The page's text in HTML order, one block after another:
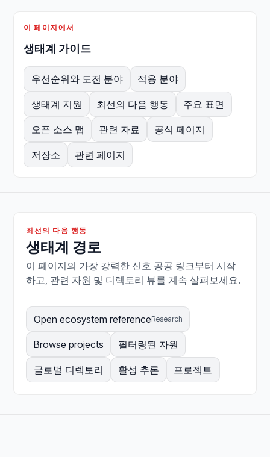
이 페이지에서
생태계 가이드
우선순위와 도전 분야 적용 분야
생태계 지원 최선의 다음 행동 주요 표면
오픈 소스 맵 관련 자료 공식 페이지
저장소 관련 페이지
최선의 다음 행동
생태계 경로
이 페이지의 가장 강력한 신호 공공 링크부터 시작
하고, 관련 자원 및 디렉토리 뷰를 계속 살펴보세요.
Open ecosystem referenceResearch
Browse projects 필터링된 자원
글로벌 디렉토리 활성 추론 프로젝트